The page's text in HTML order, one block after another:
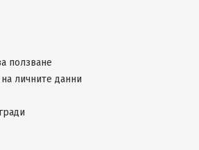
ползване
личните данни